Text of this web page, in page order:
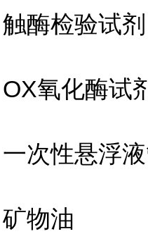
触酶检验试剂
OX氧化酶试
一次性悬浮
矿物油